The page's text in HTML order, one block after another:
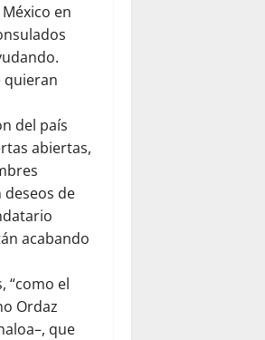
en
quieran
del país
abiertas,
deseos de
acabando
“como el
Ordaz
que